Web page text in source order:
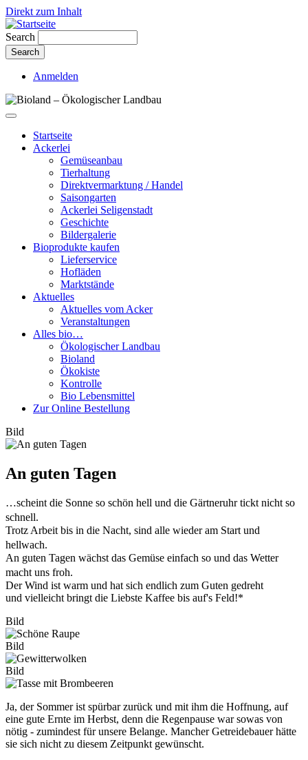
Direkt zum Inhalt
Search
Anmelden
Startseite
Ackerlei
Gemüseanbau
Tierhaltung
Direktvermarktung / Handel
Saisongarten
Ackerlei Seligenstadt
Geschichte
Bildergalerie
Bioprodukte kaufen
Lieferservice
Hofläden
Marktstände
Aktuelles
Aktuelles vom Acker
Veranstaltungen
Alles bio…
Ökologischer Landbau
Bioland
Ökokiste
Kontrolle
Bio Lebensmittel
Zur Online Bestellung
Bild
An guten Tagen
…scheint die Sonne so schön hell und die Gärtneruhr tickt nicht so
schnell.
Trotz Arbeit bis in die Nacht, sind alle wieder am Start und
hellwach.
An guten Tagen wächst das Gemüse einfach so und das Wetter
macht uns froh.
Der Wind ist warm und hat sich endlich zum Guten gedreht
und vielleicht bringt die Liebste Kaffee bis auf's Feld!*
Bild
Bild
Bild
Ja, der Sommer ist spürbar zurück und mit ihm die Hoffnung, auf
eine gute Ernte im Herbst, denn die Regenpause war sowas von
nötig - zumindest für unsere Belange. Mancher Getreidebauer hätte
sie sich nicht zu diesem Zeitpunkt gewünscht.